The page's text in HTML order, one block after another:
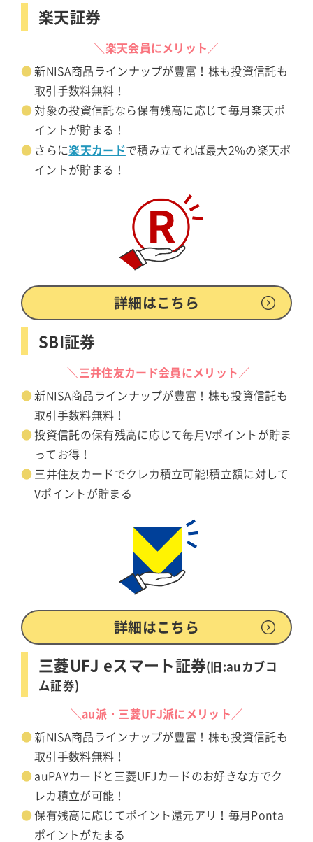
楽天証券
＼楽天会員にメリット／
新NISA商品ラインナップが豊富！株も投資信託も
取引手数料無料！
対象の投資信託なら保有残高に応じて毎月楽天ポ
イントが貯まる！
さらに楽天カードで積み立てれば最大2%の楽天ポ
イントが貯まる！
詳細はこちら
SBI証券
＼三井住友カード会員にメリット／
新NISA商品ラインナップが豊富！株も投資信託も
取引手数料無料！
投資信託の保有残高に応じて毎月Vポイントが貯ま
ってお得！
三井住友カードでクレカ積立可能!積立額に対して
Vポイントが貯まる
詳細はこちら
三菱UFJ eスマート証券(旧:auカブコ
ム証券)
＼au派・三菱UFJ派にメリット／
新NISA商品ラインナップが豊富！株も投資信託も
取引手数料無料！
auPAYカードと三菱UFJカードのお好きな方でク
レカ積立が可能！
保有残高に応じてポイント還元アリ！毎月Ponta
ポイントがたまる